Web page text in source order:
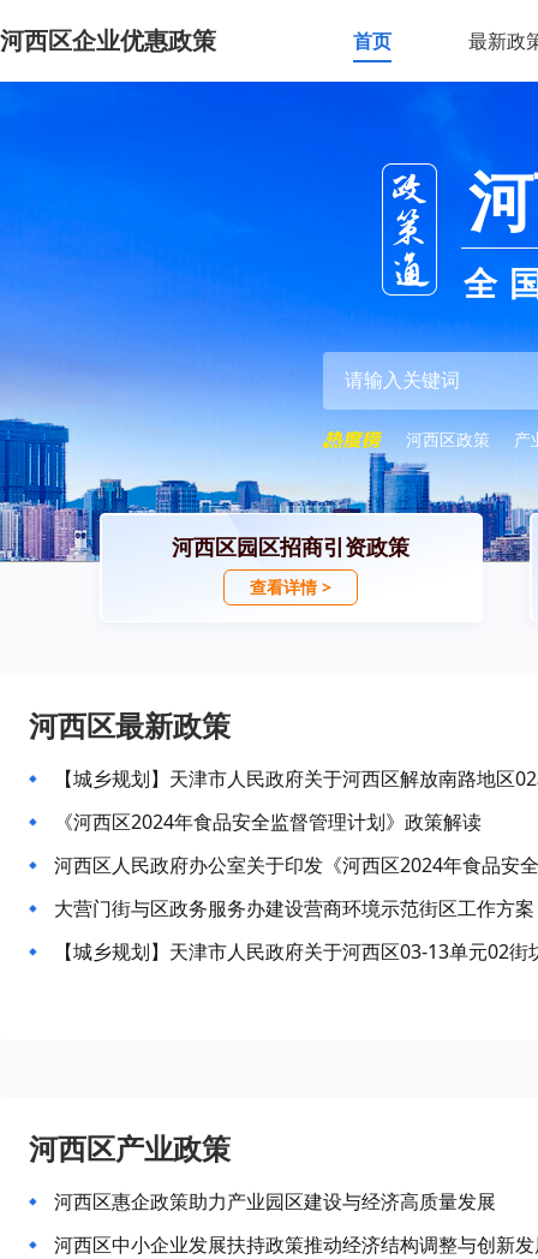
河西区企业优惠政策 首页 最新政
全
河西区政策 产
河西区园区招商引资政策
查看详情 >
河西区最新政策
《河西区2024年食品安全监督管理计划》政策解读
河西区人民政府办公室关于印发《河西区2024年食品安
大营门街与区政务服务办建设营商环境示范街区工作方案
河西区产业政策
河西区惠企政策助力产业园区建设与经济高质量发展
河西区中小企业发展扶持政策推动经济结构调整与创新